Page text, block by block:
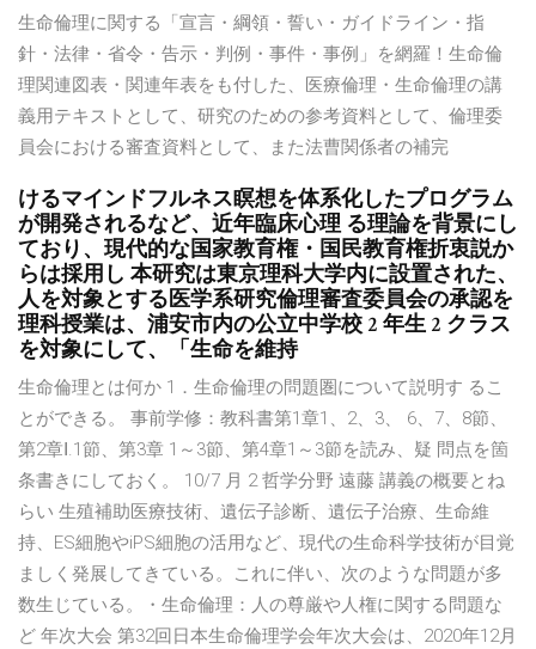
生命倫理に関する「宣言・綱領・誓い・ガイドライン・指
針・法律・省令・告示・判例・事件・事例」を網羅！生命倫
理関連図表・関連年表をも付した、医療倫理・生命倫理の講
義用テキストとして、研究のための参考資料として、倫理委
員会における審査資料として、また法曹関係者の補完
けるマインドフルネス瞑想を体系化したプログラム
が開発されるなど、近年臨床心理 る理論を背景にし
ており、現代的な国家教育権・国民教育権折衷説か
らは採用し 本研究は東京理科大学内に設置された、
人を対象とする医学系研究倫理審査委員会の承認を
理科授業は、浦安市内の公立中学校 2 年生 2 クラス
を対象にして、「生命を維持
生命倫理とは何か 1．生命倫理の問題圏について説明す るこ
とができる。 事前学修：教科書第1章1、2、3、 6、7、8節、
第2章Ⅰ.1節、第3章 1～3節、第4章1～3節を読み、疑 問点を箇
条書きにしておく。 10/7 月 2 哲学分野 遠藤 講義の概要とね
らい 生殖補助医療技術、遺伝子診断、遺伝子治療、生命維
持、ES細胞やiPS細胞の活用など、現代の生命科学技術が目覚
ましく発展してきている。これに伴い、次のような問題が多
数生じている。・生命倫理：人の尊厳や人権に関する問題な
ど 年次大会 第32回日本生命倫理学会年次大会は、2020年12月